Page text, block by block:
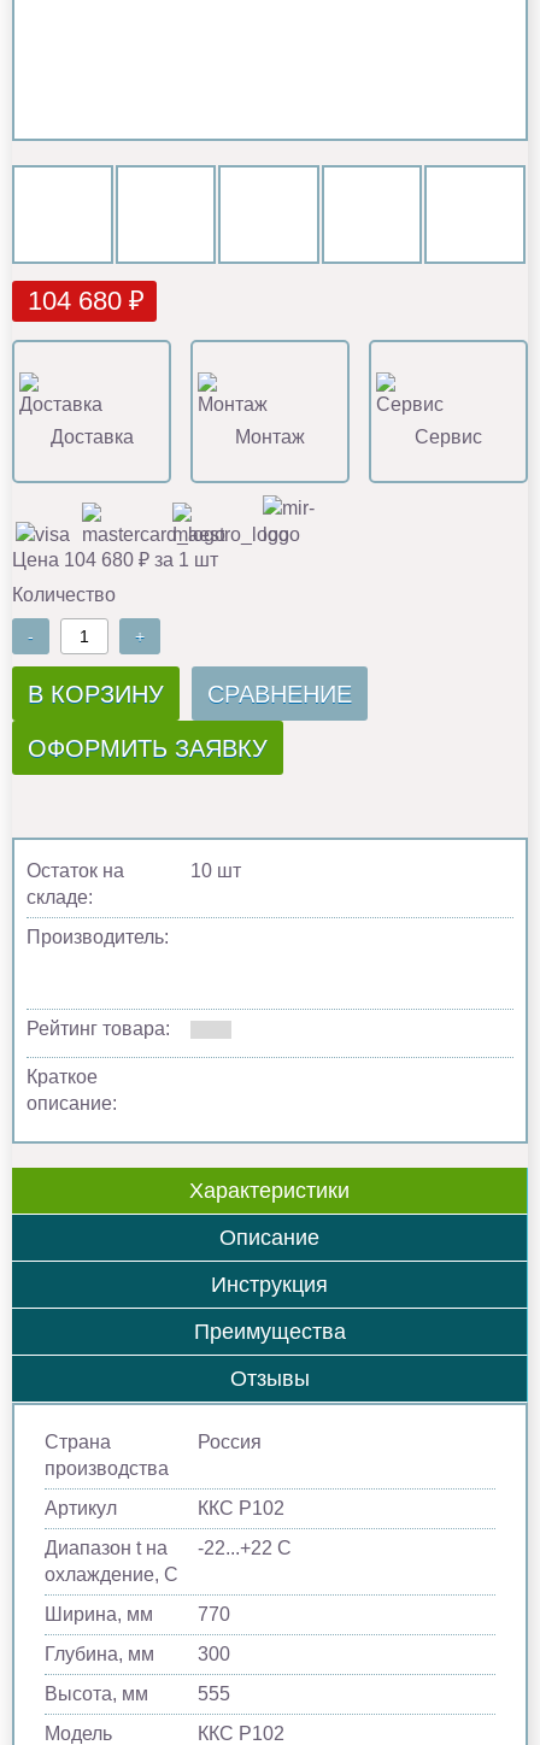
104 680 ₽
Доставка Монтаж Сервис
Цена 104 680 ₽ за 1 шт
Количество
- +
В КОРЗИНУ СРАВНЕНИЕ
ОФОРМИТЬ ЗАЯВКУ
Остаток на
складе:
10 шт
Производитель:
Рейтинг товара:
Краткое
описание:
Характеристики
Описание
Инструкция
Преимущества
Отзывы
Страна
производства
Россия
Артикул
ККС Р102
Диапазон t на
охлаждение, С
-22...+22 C
Ширина, мм
770
Глубина, мм
300
Высота, мм
555
Модель
ККС Р102